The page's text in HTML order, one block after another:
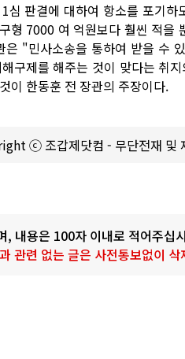
심 판결에 대하여 항소를 포기
형 7000 여 억원보다 훨씬 적을
"민사소송을 통하여 받을 수
구제를 해주는 것이 맞다는 취
이 한동훈 전 장관의 주장이다.
ⓒ 조갑제닷컴 - 무단전재 및
, 내용은 100자 이내로 적어주십
관련 없는 글은 사전통보없이 삭